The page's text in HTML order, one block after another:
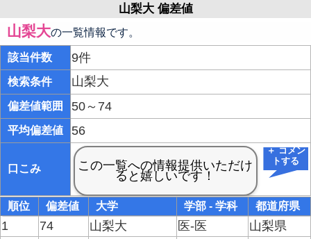
山梨大 偏差値
山梨大の一覧情報です。
該当件数 9件
検索条件 山梨大
偏差値範囲 50～74
平均偏差値 56
口こみ
＋ コメン
トする
順位 偏差値 大学 学部 - 学科 都道府県
1 74 山梨大 医-医
山梨県